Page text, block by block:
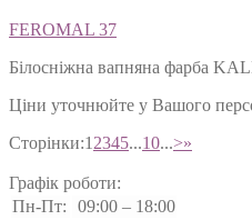
FEROMAL 37
Білосніжна вапняна фарба
Ціни уточнюйте у Вашого
Сторінки:1 2345...10...>»
Графік роботи:
Пн-Пт:
09:00 – 18:00